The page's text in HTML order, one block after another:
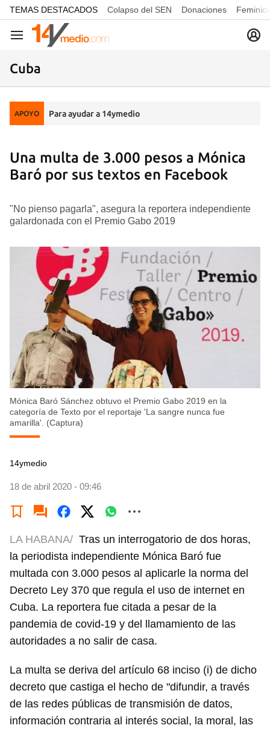
common.go-to-content
TEMAS DESTACADOS Colapso del SEN Donaciones
Navegación
Cuba
APOYO Para ayudar a 14ymedio
Una multa de 3.000 pesos a Mónica
Baró por sus textos en Facebook
"No pienso pagarla", asegura la reportera independiente
galardonada con el Premio Gabo 2019
Mónica Baró Sánchez obtuvo el Premio Gabo 2019 en la
categoría de Texto por el reportaje 'La sangre nunca fue
amarilla'. (Captura)
14ymedio
18 de abril 2020 - 09:46
LA HABANA/ Tras un interrogatorio de dos horas,
la periodista independiente Mónica Baró fue
multada con 3.000 pesos al aplicarle la norma del
Decreto Ley 370 que regula el uso de internet en
Cuba. La reportera fue citada a pesar de la
pandemia de covid-19 y del llamamiento de las
autoridades a no salir de casa.
La multa se deriva del artículo 68 inciso (i) de dicho
decreto que castiga el hecho de "difundir, a través
de las redes públicas de transmisión de datos,
información contraria al interés social, la moral, las